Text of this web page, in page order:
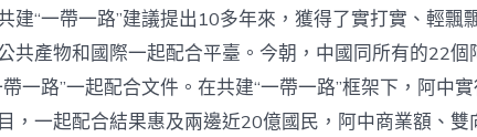
建“一帶一路”建議提出10多年來，獲得了實打實、輕飄
共產物和國際一起配合平臺。今朝，中國同所有的22個
一路”一起配合文件。在共建“一帶一路”框架下，阿中
，一起配合結果惠及兩邊近20億國民，阿中商業額、雙